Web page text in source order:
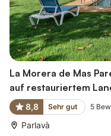
La Morera de Mas
auf restauriertem
8,8 Sehr gut 5
Parlavà